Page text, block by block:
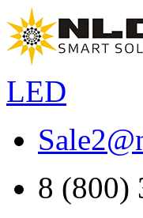
LED
Sale2@
8 (800)